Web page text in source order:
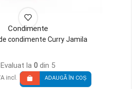
Condimente
condimente Curry Jamila
Evaluat la 0 din 5
incl. ADAUGĂ ÎN COȘ